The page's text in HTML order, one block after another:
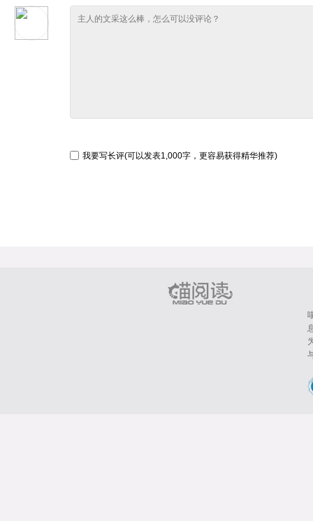
我要写长评(可以发表1,000字，更容易获得精华推荐)